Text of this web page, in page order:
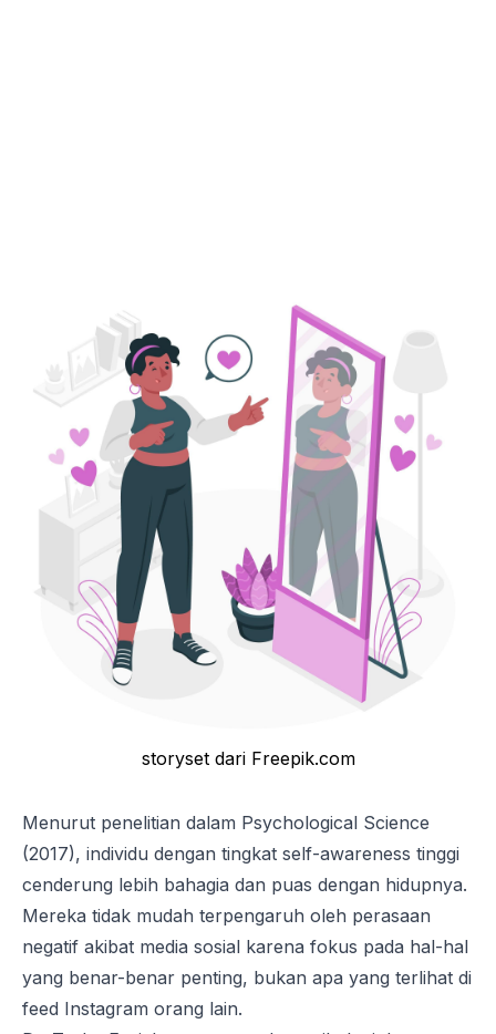
storyset dari Freepik.com
Menurut penelitian dalam Psychological Science
(2017), individu dengan tingkat self-awareness tinggi
cenderung lebih bahagia dan puas dengan hidupnya.
Mereka tidak mudah terpengaruh oleh perasaan
negatif akibat media sosial karena fokus pada hal-hal
yang benar-benar penting, bukan apa yang terlihat di
feed Instagram orang lain.